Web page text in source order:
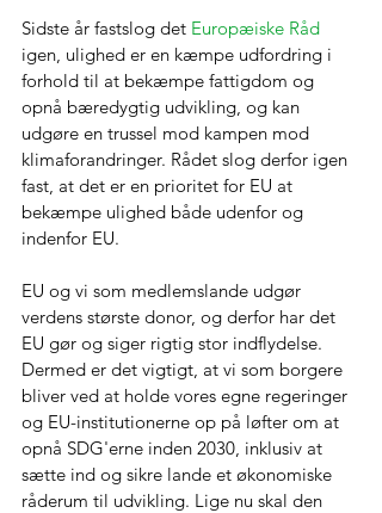
Sidste år fastslog det Europæiske Råd
igen, ulighed er en kæmpe udfordring i
forhold til at bekæmpe fattigdom og
opnå bæredygtig udvikling, og kan
udgøre en trussel mod kampen mod
klimaforandringer. Rådet slog derfor igen
fast, at det er en prioritet for EU at
bekæmpe ulighed både udenfor og
indenfor EU.
EU og vi som medlemslande udgør
verdens største donor, og derfor har det
EU gør og siger rigtig stor indflydelse.
Dermed er det vigtigt, at vi som borgere
bliver ved at holde vores egne regeringer
og EU-institutionerne op på løfter om at
opnå SDG'erne inden 2030, inklusiv at
sætte ind og sikre lande et økonomiske
råderum til udvikling. Lige nu skal den